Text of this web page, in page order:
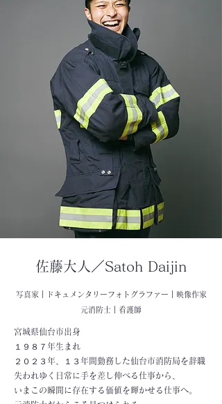
​佐藤大人／Satoh Daijin
​写真家｜ドキュメンタリーフォトグラファー｜映像作家
​元消防士｜看護師
宮城県仙台市出身
１９８７年生まれ
２０２３年、１３年間勤務した仙台市消防局を辞職
失われゆく日常に手を差し伸べる仕事から、
いまこの瞬間に存在する価値を輝かせる仕事へ。